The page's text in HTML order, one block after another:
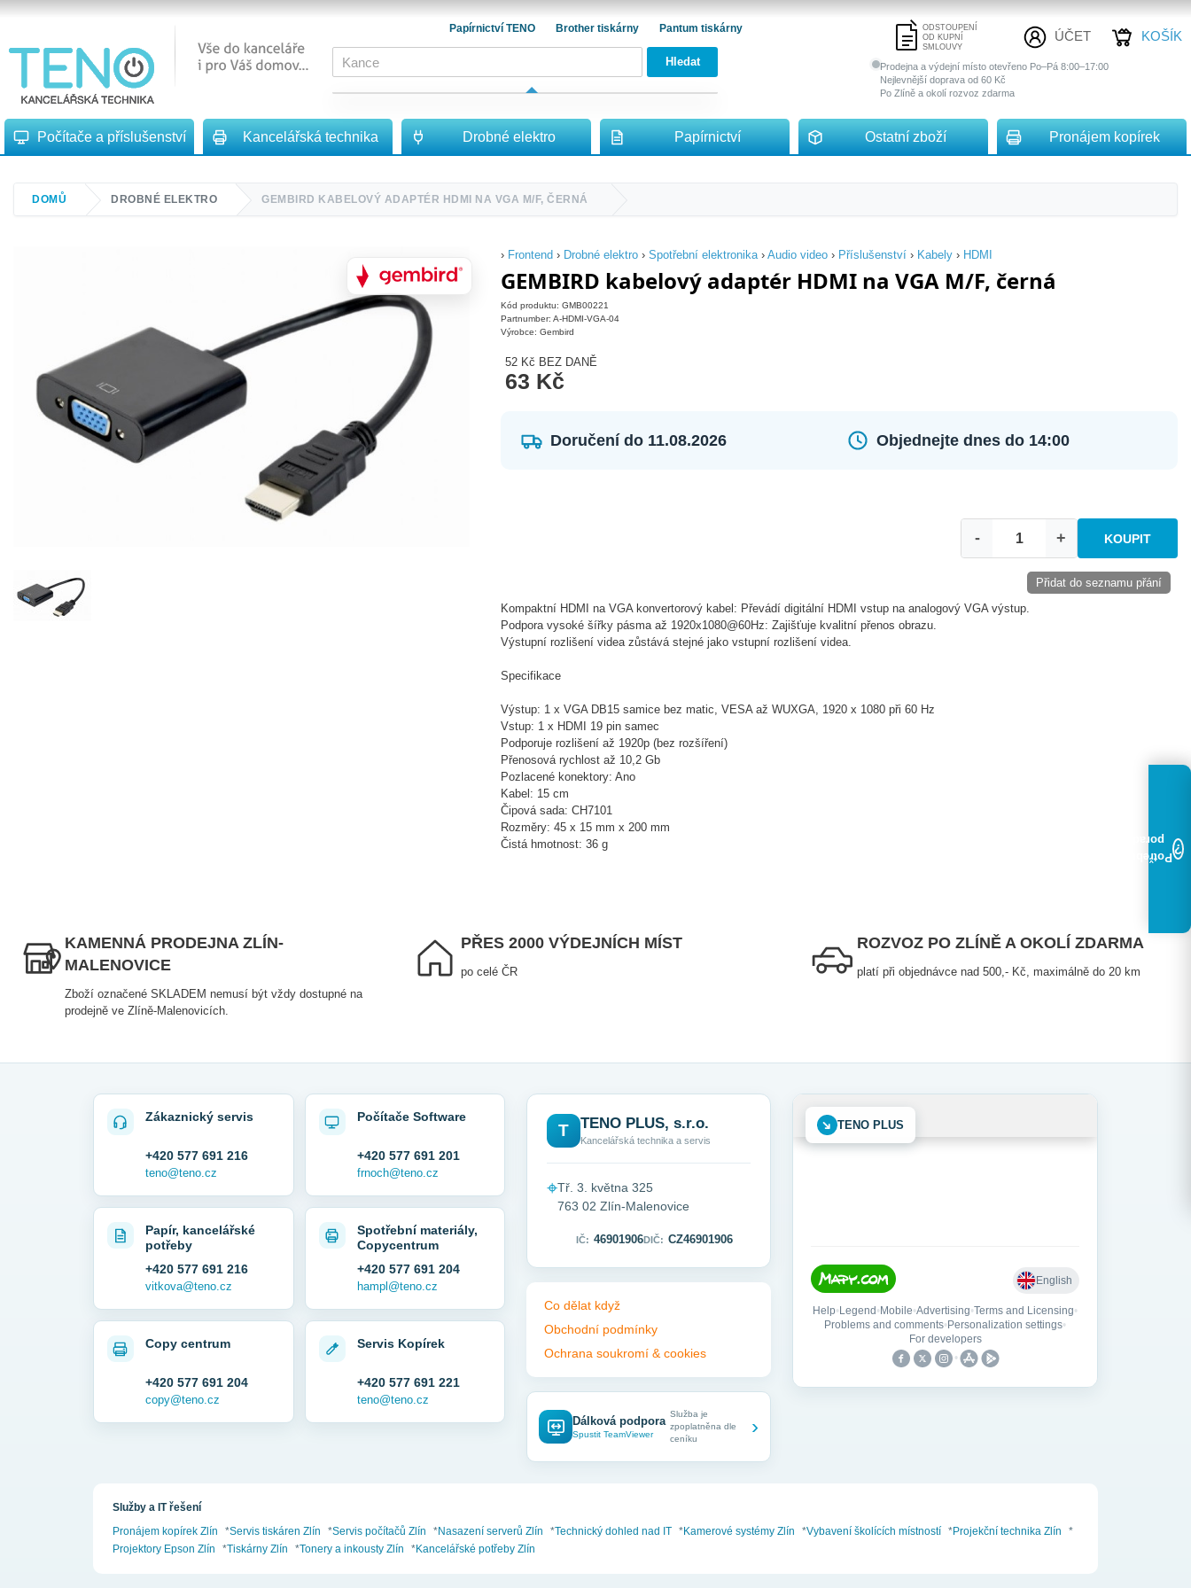
Papírnictví TENO Brother tiskárny Pantum tiskárny
ODSTOUPENÍ
OD KUPNÍ
SMLOUVY
ÚČET KOŠÍK
Prodejna a výdejní místo otevřeno Po–Pá 8:00–17:00
Nejlevnější doprava od 60 Kč
Po Zlíně a okolí rozvoz zdarma
Počítače a příslušenství Kancelářská technika Drobné elektro Papírnictví Ostatní zboží Pronájem kopírek
Hledat
DOMŮ DROBNÉ ELEKTRO GEMBIRD KABELOVÝ ADAPTÉR HDMI NA VGA M/F, ČERNÁ
› Frontend › Drobné elektro › Spotřební elektronika› Audio video › Příslušenství › Kabely › HDMI
GEMBIRD kabelový adaptér HDMI na VGA M/F, černá
Kód produktu: GMB00221
Partnumber: A-HDMI-VGA-04
Výrobce: Gembird
BEZ DANĚ
52 Kč
63 Kč
Doručení do 11.08.2026 Objednejte dnes do 14:00
- + KOUPIT
Přidat do seznamu přání
Kompaktní HDMI na VGA konvertorový kabel: Převádí digitální HDMI vstup na analogový VGA výstup.
Podpora vysoké šířky pásma až 1920x1080@60Hz: Zajišťuje kvalitní přenos obrazu.
Výstupní rozlišení videa zůstává stejné jako vstupní rozlišení videa.
Specifikace
Výstup: 1 x VGA DB15 samice bez matic, VESA až WUXGA, 1920 x 1080 při 60 Hz
Vstup: 1 x HDMI 19 pin samec
Podporuje rozlišení až 1920p (bez rozšíření)
Přenosová rychlost až 10,2 Gb
Pozlacené konektory: Ano
Kabel: 15 cm
Čipová sada: CH7101
Rozměry: 45 x 15 mm x 200 mm
Čistá hmotnost: 36 g
KAMENNÁ PRODEJNA ZLÍN-
MALENOVICE
Zboží označené SKLADEM nemusí být vždy dostupné na
prodejně ve Zlíně-Malenovicích.
PŘES 2000 VÝDEJNÍCH MÍST
po celé ČR
ROZVOZ PO ZLÍNĚ A OKOLÍ ZDARMA
platí při objednávce nad 500,- Kč, maximálně do 20 km
Zákaznický servis
+420 577 691 216
teno@teno.cz
Počítače Software
+420 577 691 201
frnoch@teno.cz
Papír, kancelářské
potřeby
+420 577 691 216
vitkova@teno.cz
Spotřební materiály,
Copycentrum
+420 577 691 204
hampl@teno.cz
Copy centrum
+420 577 691 204
copy@teno.cz
Servis Kopírek
+420 577 691 221
teno@teno.cz
T TENO PLUS, s.r.o.
Kancelářská technika a servis
⌖Tř. 3. května 325
763 02 Zlín-Malenovice
IČ: 46901906DIČ: CZ46901906
Co dělat když
Obchodní podmínky
Ochrana soukromí & cookies
Dálková podpora
Spustit TeamViewer
Služba je
zpoplatněna dle
ceníku
›
➜TENO PLUS
Služby a IT řešení
Pronájem kopírek Zlín
*Servis tiskáren Zlín *Servis počítačů Zlín *Nasazení serverů Zlín *Technický dohled nad IT *Kamerové systémy Zlín *Vybavení školících místností *Projekční technika Zlín
*
Projektory Epson Zlín
*Tiskárny Zlín *Tonery a inkousty Zlín *Kancelářské potřeby Zlín
?
Potřebujete
poradit?